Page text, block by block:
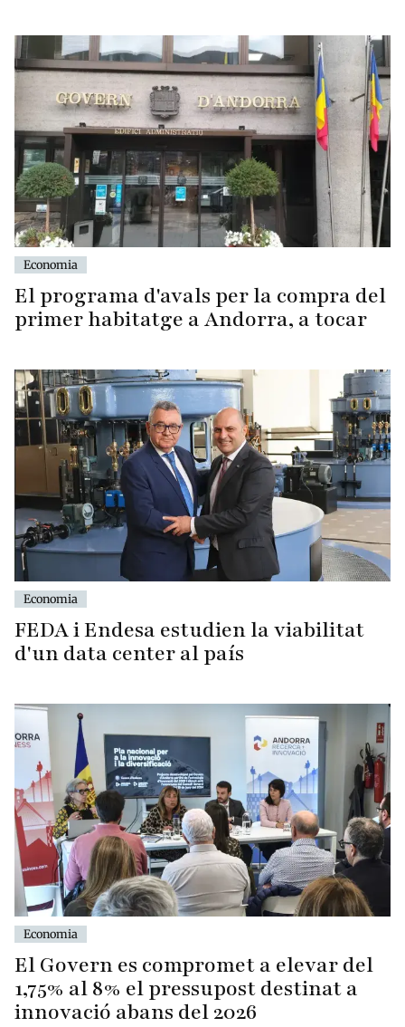
Economia
El programa d'avals per la compra del
primer habitatge a Andorra, a tocar
Economia
FEDA i Endesa estudien la viabilitat
d'un data center al país
Economia
El Govern es compromet a elevar del
1,75% al 8% el pressupost destinat a
innovació abans del 2026